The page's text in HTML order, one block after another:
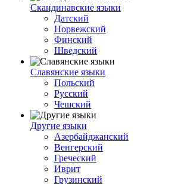
Скандинавские языки
Датский
Норвежский
Финский
Шведский
Славянские языки
Польский
Русский
Чешский
Другие языки
Азербайджанский
Венгерский
Греческий
Иврит
Грузинский